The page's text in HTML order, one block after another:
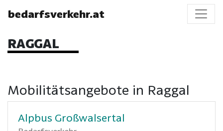
bedarfsverkehr.at
RAGGAL
Mobilitätsangebote in Raggal
Alpbus Großwalsertal